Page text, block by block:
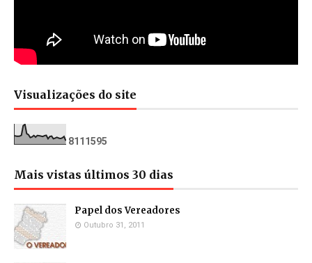
Visualizações do site
81 1 1595
Mais vistas últimos 30 dias
Papel dos Vereadores
Outubro 31, 2011